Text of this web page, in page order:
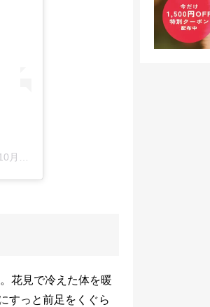
32分PDT
花見で冷えた体を暖
すっと前足をくぐら